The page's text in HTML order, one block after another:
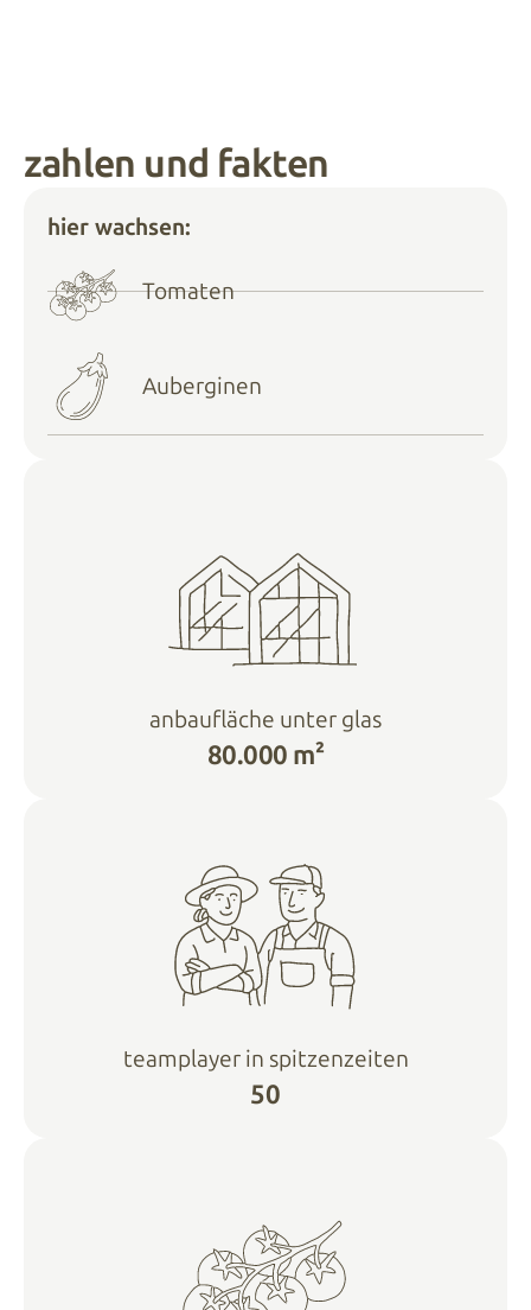
zahlen und fakten
hier wachsen:
Tomaten
Auberginen
anbaufläche unter glas
80.000 m²
teamplayer in spitzenzeiten
50